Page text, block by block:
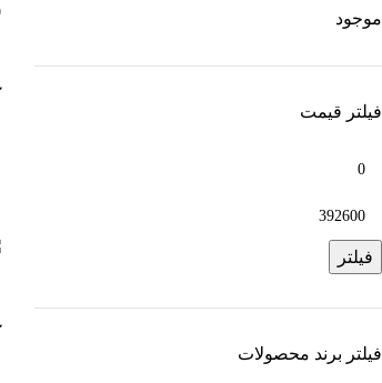
موجود
فیلتر قیمت
فیلتر
فیلتر برند محصولات